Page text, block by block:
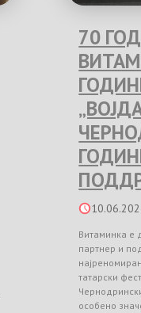
70
Витаминка е
партнер и
татарски
особено